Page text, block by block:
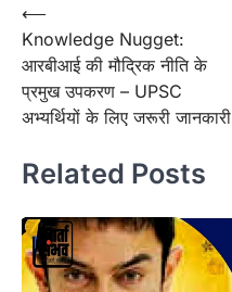
Post
navigation
⟵
Knowledge Nugget:
आरबीआई की मौद्रिक नीति के
प्रमुख उपकरण – UPSC
अभ्यर्थियों के लिए जरूरी जानकारी
Related Posts